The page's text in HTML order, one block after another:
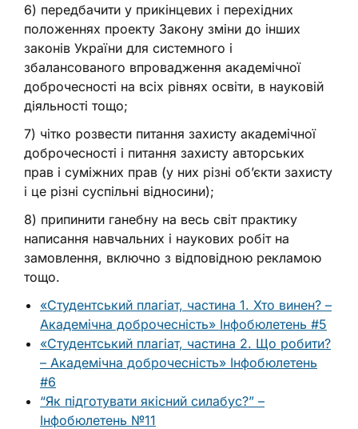
6) передбачити у прикінцевих і перехідних
положеннях проекту Закону зміни до інших
законів України для системного і
збалансованого впровадження академічної
доброчесності на всіх рівнях освіти, в науковій
діяльності тощо;
7) чітко розвести питання захисту академічної
доброчесності і питання захисту авторських
прав і суміжних прав (у них різні об’єкти захисту
і це різні суспільні відносини);
8) припинити ганебну на весь світ практику
написання навчальних і наукових робіт на
замовлення, включно з відповідною рекламою
тощо.
«Студентський плагіат, частина 1. Хто винен? –
Академічна доброчесність» Інфобюлетень #5
«Студентський плагіат, частина 2. Що робити?
– Академічна доброчесність» Інфобюлетень
#6
“Як підготувати якісний силабус?” –
Інфобюлетень №11